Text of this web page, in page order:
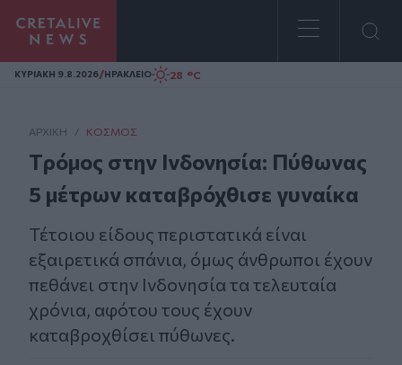
Homepage
ΚΥΡΙΑΚΗ 9.8.2026/ΗΡΑΚΛΕΙΟ 28 °C
ΑΡΧΙΚΗ / ΚΌΣΜΟΣ
Tρόμος στην Ινδονησία: Πύθωνας
5 μέτρων καταβρόχθισε γυναίκα
Τέτοιου είδους περιστατικά είναι
εξαιρετικά σπάνια, όμως άνθρωποι έχουν
πεθάνει στην Ινδονησία τα τελευταία
χρόνια, αφότου τους έχουν
καταβροχθίσει πύθωνες.